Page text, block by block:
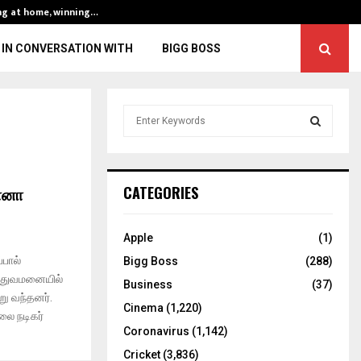
at home, winning…
IN CONVERSATION WITH BIGG BOSS
வந்தனர்.
நடிகர்
h
o
:
C
CATEGORIES
Apple
(1)
Bigg Boss
(288)
Business
(37)
Cinema (1,220)
Coronavirus (1,142)
Cricket (3,836)